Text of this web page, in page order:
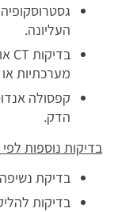
העליונה.
מערכתיות
קפסולה
הדק.
בדיקות נוספות לפי
בדיקת
בדיקות